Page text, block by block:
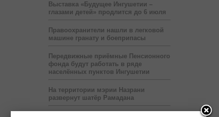
Выставка «Будущее Ингушетии –
глазами детей» продлится до 6 июля
Правоохранители нашли в легковой
машине гранату и боеприпасы
Передвижные приёмные Пенсионного
фонда будут работать в ряде
населённых пунктов Ингушетии
На территории мэрии Назрани
развернут шатёр Рамадана